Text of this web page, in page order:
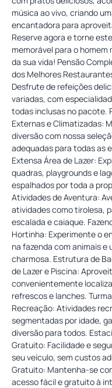
música ao vivo, criando
encantadora para
Reserve agora e torne
memorável para o homem
da sua vida! Pensão
dos Melhores
Desfrute de refeições
variadas, com
todas inclusas no pacote.
Externas e Climatizadas:
diversão com nossa
adequadas para todas as
Extensa Área de Lazer:
quadras, playgrounds e
espalhados por toda a
Atividades de Aventura:
atividades como tirolesa,
escalada e caiaque.
Hortinha: Experimente o
na fazenda com animais e
charmosa. Estrutura de
de Lazer e Piscina:
convenientemente
refrescos e lanches.
Recreação: Atividades
segmentadas por idade,
diversão para todos.
Gratuito: Facilidade e
seu veículo, sem custos
Gratuito: Mantenha-se
acesso fácil e gratuito à